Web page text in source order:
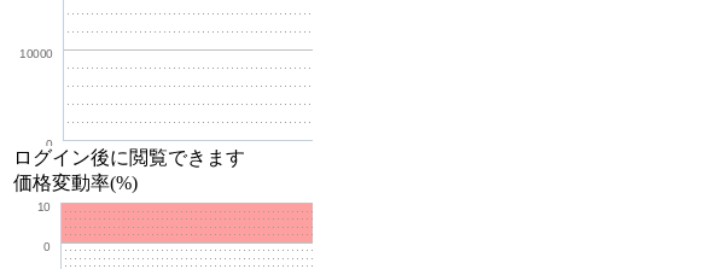
0
10000
ログイン後に閲覧できます
価格変動率(%)
0
10